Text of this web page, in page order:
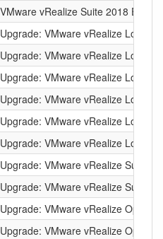
VMware vRealize Suite 2018
Upgrade: VMware vRealize Log
Upgrade: VMware vRealize Log
Upgrade: VMware vRealize Log
Upgrade: VMware vRealize Log
Upgrade: VMware vRealize Log
Upgrade: VMware vRealize Log
Upgrade: VMware vRealize Suite
Upgrade: VMware vRealize Suite
Upgrade: VMware vRealize
Upgrade: VMware vRealize